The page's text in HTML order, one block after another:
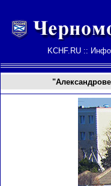
KCHF.RU ::